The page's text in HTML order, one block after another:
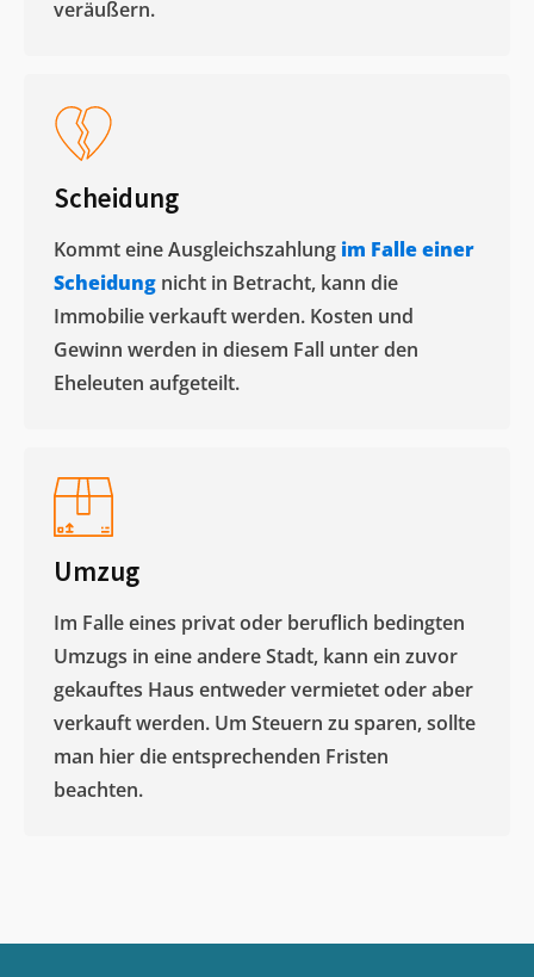
veräußern. ​
Scheidung
Kommt eine Ausgleichszahlung im Falle einer
Scheidung nicht in Betracht, kann die
Immobilie verkauft werden. Kosten und
Gewinn werden in diesem Fall unter den
Eheleuten aufgeteilt.​
Umzug
Im Falle eines privat oder beruflich bedingten
Umzugs in eine andere Stadt, kann ein zuvor
gekauftes Haus entweder vermietet oder aber
verkauft werden. Um Steuern zu sparen, sollte
man hier die entsprechenden Fristen
beachten.